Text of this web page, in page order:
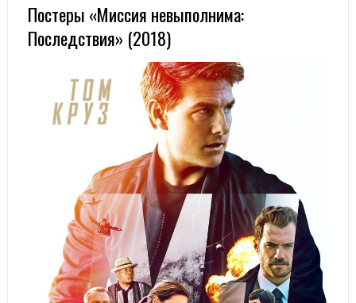
Постеры «Миссия невыполнима:
Последствия» (2018)